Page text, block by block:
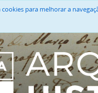
cookies para melhorar a